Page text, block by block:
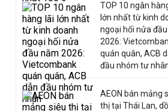
TOP 10 ngân
lớn nhất từ kinh
ngoại hối nửa
2026:
quán quân, ACB
đầu nhóm tư
AEON bán mảng
thị tại Thái Lan,